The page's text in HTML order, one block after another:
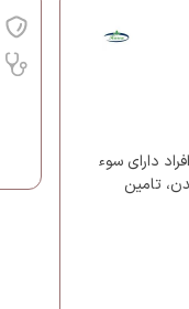
دارای سوء
تامین